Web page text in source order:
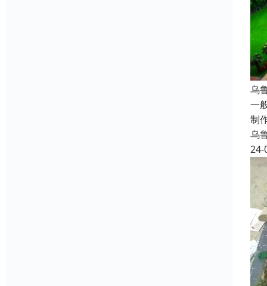
乌
一
制
乌
24-